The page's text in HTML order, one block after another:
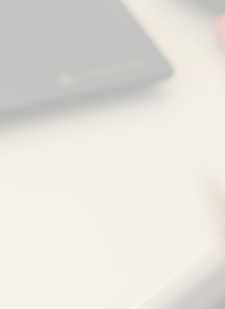
心の取り組み
な社会を実現する